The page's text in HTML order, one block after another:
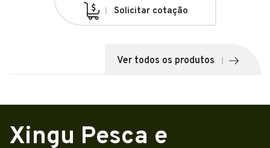
Solicitar cotação
Ver todos os produtos
Xingu Pesca e